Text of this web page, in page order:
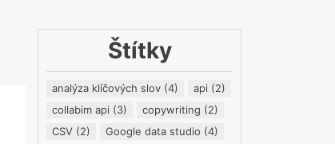
Štítky
analýza klíčových slov (4) api (2)
collabim api (3) copywriting (2)
CSV (2) Google data studio (4)